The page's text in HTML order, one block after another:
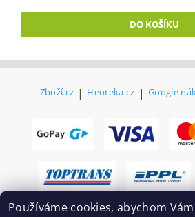
Zboží.cz | Heureka.cz | Google
Používáme cookies, abychom